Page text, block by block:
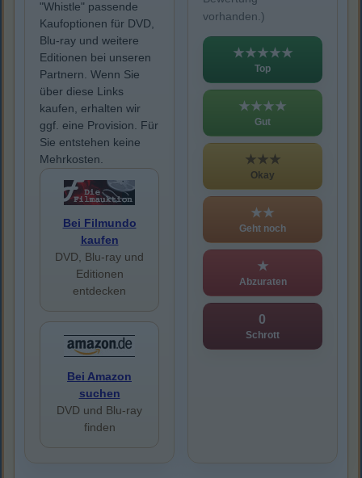
"Whistle" passende
Kaufoptionen für DVD,
Blu-ray und weitere
Editionen bei unseren
Partnern. Wenn Sie
über diese Links
kaufen, erhalten wir
ggf. eine Provision. Für
Sie entstehen keine
Mehrkosten.
Bei Filmundo
kaufen
DVD, Blu-ray und
Editionen
entdecken
Bei Amazon
suchen
DVD und Blu-ray
finden
vorhanden.)
★★★★★
Top
★★★★
Gut
★★★
Okay
★★
Geht noch
★
Abzuraten
0
Schrott